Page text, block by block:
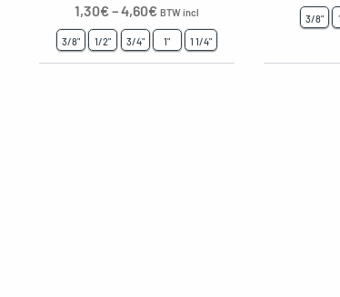
1,30€–4,60€ BTW incl
3/8" 1/2" 3/4" 1" 1 1/4"
3/8"